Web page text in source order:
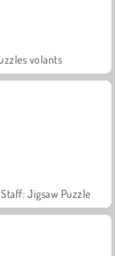
volants
Jigsaw Puzzle